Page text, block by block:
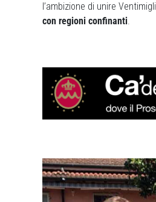
l’ambizione di unire
con regioni confinanti.